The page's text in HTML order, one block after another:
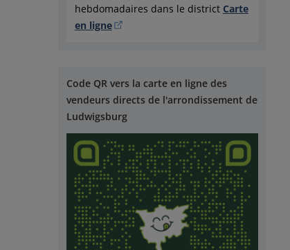
hebdomadaires dans le district Carte
en ligne
Code QR vers la carte en ligne des
vendeurs directs de l'arrondissement de
Ludwigsburg